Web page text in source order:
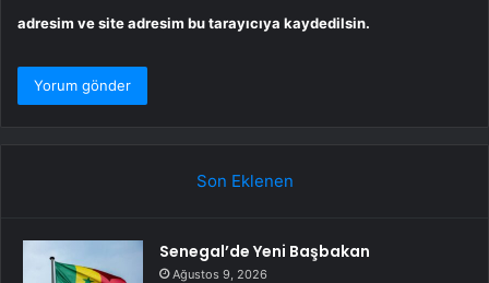
adresim ve site adresim bu tarayıcıya kaydedilsin.
Son Eklenen
Senegal’de Yeni Başbakan
Ağustos 9, 2026